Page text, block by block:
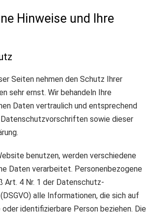
Hinweise und Ihre
Seiten nehmen den Schutz Ihrer
sehr ernst. Wir behandeln Ihre
Daten vertraulich und entsprechend
sowie dieser
benutzen, werden verschiedene
Daten verarbeitet. Personenbezogene
Art. 4 Nr. 1 der Datenschutz-
alle Informationen, die sich auf
identifizierbare Person beziehen. Die